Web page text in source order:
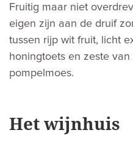
Fruitig maar niet
eigen zijn aan de druif
tussen rijp wit fruit, licht
honingtoets en zeste
pompelmoes.
Het wijnhuis